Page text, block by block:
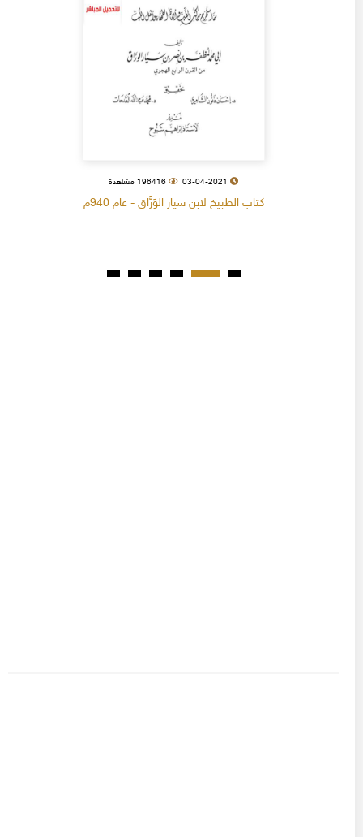
03-04-2021 196416 مشاهدة
كتاب الطبيخ لابن سيار الوَرَّاق - عام 940م